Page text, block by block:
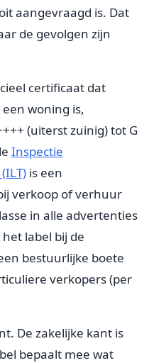
aangevraagd is. Dat
de gevolgen zijn
certificaat dat
woning is,
(uiterst zuinig) tot G
Inspectie
is een
verkoop of verhuur
in alle advertenties
label bij de
bestuurlijke boete
verkopers (per
De zakelijke kant is
bepaalt mee wat